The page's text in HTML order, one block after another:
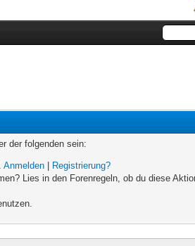
der folgenden sein:
Anmelden
Registrierung?
Lies in den Forenregeln, ob du diese